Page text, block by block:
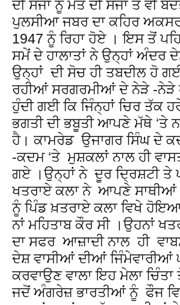
ਦੀ ਸਜਾ ਨੂੰ ਮੌਤ ਦੀ ਸਜਾਂ ਤੋਂ ਵੀ
ਪੁਲਸੀਆ ਜਬਰ ਦਾ ਕਹਿਰ
1947 ਨੂੰ ਰਿਹਾ ਹੋਏ । ਇਸ ਤੋਂ
ਸਮੇਂ ਦੇ ਹਾਲਾਤਾਂ ਨੇ ਉਨ੍ਹਾਂ ਅੰਦਰ
ਉਨ੍ਹਾਂ ਦੀ ਸੋਚ ਹੀ ਤਬਦੀਲ ਹੋ
ਰਹੀਆਂ ਸਰਗਰਮੀਆਂ ਦੇ ਨੇੜੇ -ਨੇੜੇ
ਹੁੰਦੀ ਗਈ ਕਿ ਜਿੰਨ੍ਹਾਂ ਚਿਰ ਤੱਕ
ਭਗਤੀ ਦੀ ਭਬੂਤੀ ਆਪਣੇ ਮੱਥੇ ‘ਤੇ
ਹੈ। ਕਾਮਰੇਡ ਉਜਾਗਰ ਸਿੰਘ ਦੇ
-ਕਦਮ ‘ਤੇ ਮੁਸ਼ਕਲਾਂ ਨਾਲ ਹੀ
ਗਏ ।ਉਨ੍ਹਾਂ ਨੇ ਦੂਰ ਦ੍ਰਿਸ਼ਟੀ ਤੇ
ਖਤਰਾਏ ਕਲਾ ਨੇ ਆਪਣੇ ਸਾਥੀਆਂ
ਨੂੰ ਪਿੰਡ ਖ਼ਤਰਾਏ ਕਲਾ ਵਿਖੇ ਹੋਇਆ
ਨਾਂ ਮਹਿਤਾਬ ਕੌਰ ਸੀ ।ਉਹਨਾਂ
ਦਾ ਸਫਰ ਆਜ਼ਾਦੀ ਨਾਲ ਹੀ
ਦੇਸ਼ ਵਾਸੀਆਂ ਦੀਆਂ ਜਿੰਮੇਵਾਰੀਆਂ
ਕਰਵਾਉਣ ਵਾਲਾ ਇਹ ਮੇਲਾ
ਜਦੋਂ ਅੰਗਰੇਜ਼ ਭਾਰਤੀਆਂ ਨੂੰ ਫੌਜ